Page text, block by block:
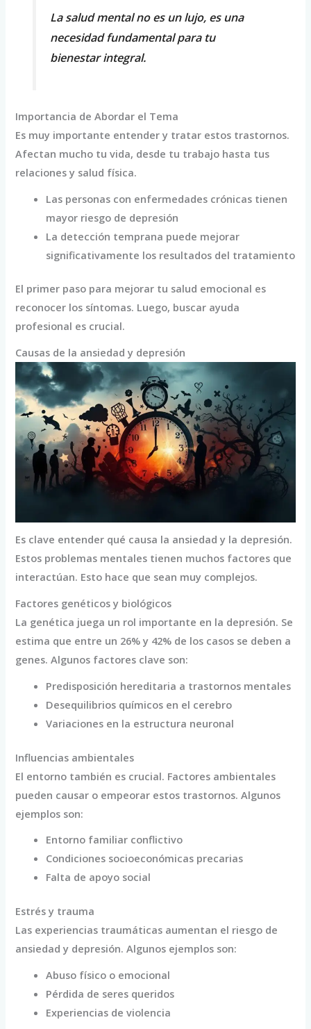
La salud mental no es un lujo, es una
necesidad fundamental para tu
bienestar integral.
Importancia de Abordar el Tema
Es muy importante entender y tratar estos trastornos.
Afectan mucho tu vida, desde tu trabajo hasta tus
relaciones y salud física.
Las personas con enfermedades crónicas tienen
mayor riesgo de depresión
La detección temprana puede mejorar
significativamente los resultados del tratamiento
El primer paso para mejorar tu salud emocional es
reconocer los síntomas. Luego, buscar ayuda
profesional es crucial.
Causas de la ansiedad y depresión
Es clave entender qué causa la ansiedad y la depresión.
Estos problemas mentales tienen muchos factores que
interactúan. Esto hace que sean muy complejos.
Factores genéticos y biológicos
La genética juega un rol importante en la depresión. Se
estima que entre un 26% y 42% de los casos se deben a
genes. Algunos factores clave son:
Predisposición hereditaria a trastornos mentales
Desequilibrios químicos en el cerebro
Variaciones en la estructura neuronal
Influencias ambientales
El entorno también es crucial. Factores ambientales
pueden causar o empeorar estos trastornos. Algunos
ejemplos son:
Entorno familiar conflictivo
Condiciones socioeconómicas precarias
Falta de apoyo social
Estrés y trauma
Las experiencias traumáticas aumentan el riesgo de
ansiedad y depresión. Algunos ejemplos son:
Abuso físico o emocional
Pérdida de seres queridos
Experiencias de violencia